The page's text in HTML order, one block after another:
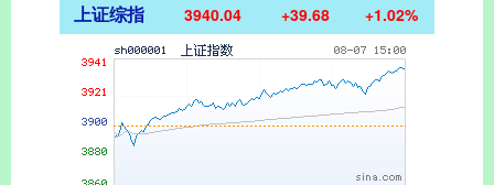
上证综指 3940.04 +39.68 +1.02%